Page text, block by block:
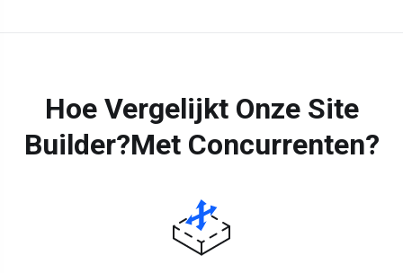
Hoe Vergelijkt Onze Site
Builder?Met Concurrenten?